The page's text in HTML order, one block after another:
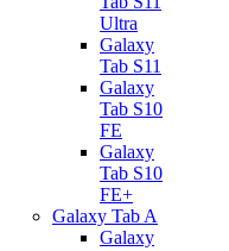
Ultra
Galaxy
Tab S11
Galaxy
Tab S10
FE
Galaxy
Tab S10
FE+
Galaxy Tab A
Galaxy